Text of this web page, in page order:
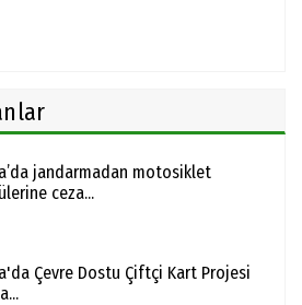
jandarmadan motosiklet
ceza...
Çevre Dostu Çiftçi Kart Projesi